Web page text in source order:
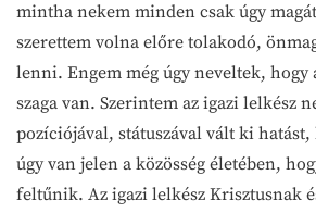
mintha nekem minden csak úgy
szerettem volna előre tolakodó,
lenni. Engem még úgy neveltek, hogy
szaga van. Szerintem az igazi lelkész
pozíciójával, státuszával vált ki hatást,
úgy van jelen a közösség életében,
feltűnik. Az igazi lelkész Krisztusnak